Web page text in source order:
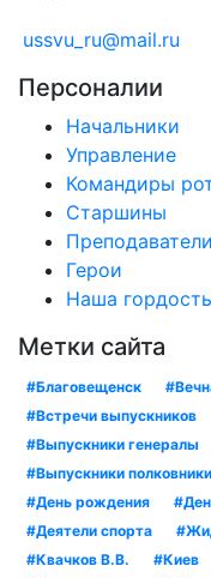
ussvu_ru@mail.ru
Персоналии
Начальники
Управление
Командиры
Старшины
Преподаватели
Герои
Наша гордость
Метки сайта
#Благовещенск
#Встречи выпускников
#Выпускники генералы
#Выпускники полковники
#День рождения
#Деятели спорта
#Квачков В.В.
#Киев